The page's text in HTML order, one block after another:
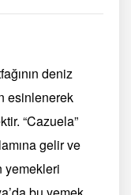
deniz
esinlenerek
“Cazuela”
gelir ve
yemekleri